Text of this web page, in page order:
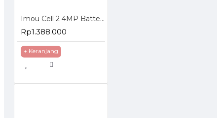
Imou Cell 2 4MP Battery Wireless Camera Wifi CCTV IP Cam
Rp1.388.000
+ Keranjang